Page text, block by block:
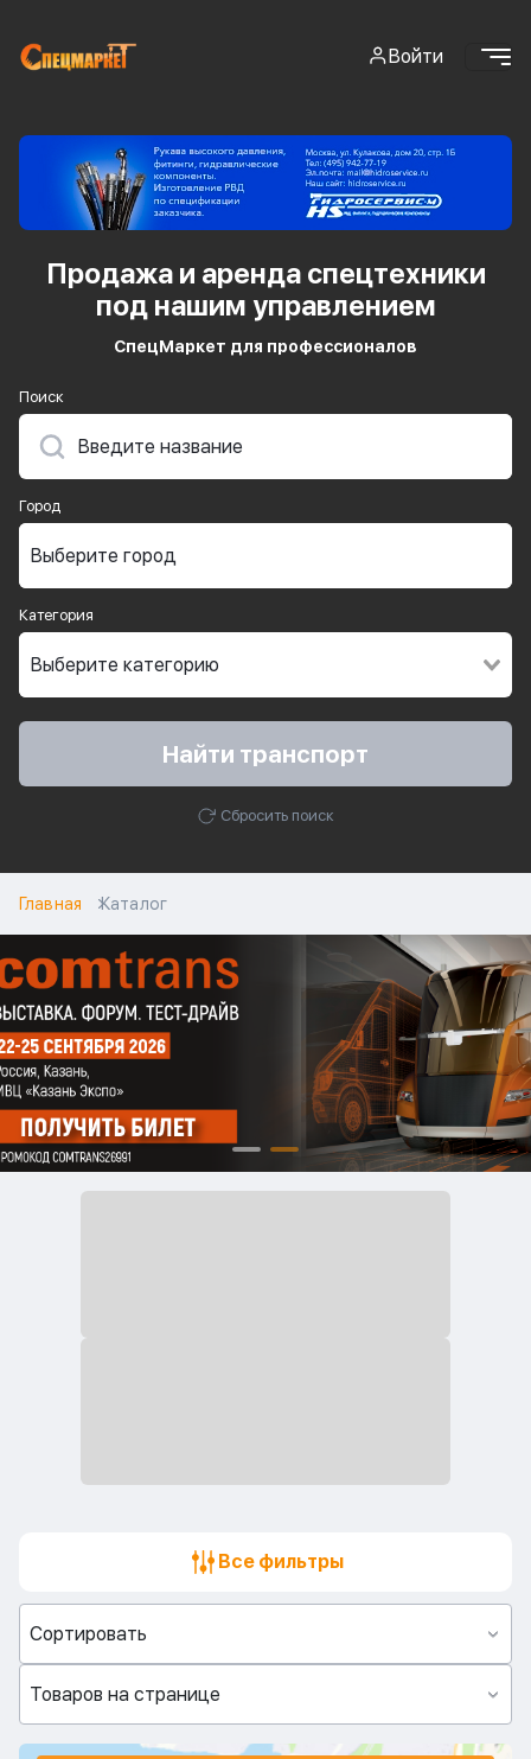
Войти
Продажа и аренда спецтехники
под нашим управлением
СпецМаркет для профессионалов
Поиск
Город
Категория
Найти транспорт
Сбросить поиск
Главная Каталог
Все фильтры
Сортировать
Товаров на странице